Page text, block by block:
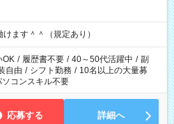
ます＾＾（規定あり）
OK / 履歴書不要 / 40～50代活躍中 / 副
自由 / シフト勤務 / 10名以上の大量募
ソコンスキル不要
応募する 詳細へ